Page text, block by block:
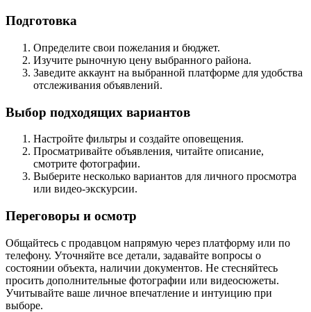
Подготовка
Определите свои пожелания и бюджет.
Изучите рыночную цену выбранного района.
Заведите аккаунт на выбранной платформе для удобства
отслеживания объявлений.
Выбор подходящих вариантов
Настройте фильтры и создайте оповещения.
Просматривайте объявления, читайте описание,
смотрите фотографии.
Выберите несколько вариантов для личного просмотра
или видео-экскурсии.
Переговоры и осмотр
Общайтесь с продавцом напрямую через платформу или по
телефону. Уточняйте все детали, задавайте вопросы о
состоянии объекта, наличии документов. Не стесняйтесь
просить дополнительные фотографии или видеосюжеты.
Учитывайте ваше личное впечатление и интуицию при
выборе.